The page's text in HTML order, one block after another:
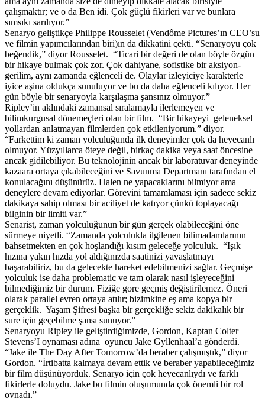
çalışmaktır; ve o da Ben idi. Çok güçlü fikirleri var ve bunlara
sımsıkı sarılıyor.”
Senaryo geliştikçe Philippe Rousselet (Vendôme Pictures’ın CEO’su
ve filmin yapımcılarından biri)ın da dikkatini çekti. “Senaryoyu çok
beğendik,” diyor Rousselet. “Ticari bir değeri de olan böyle özgün
bir hikaye bulmak çok zor. Çok dahiyane, sofistike bir aksiyon-
gerilim, aynı zamanda eğlenceli de. Olaylar izleyiciye karakterle
iyice aşina oldukça sunuluyor ve bu da daha eğlenceli kılıyor. Her
gün böyle bir senaryoyla karşılaşma şansınız olmuyor.”
Ripley’in aklındaki zamansal sıralamayla ilerlemeyen ve
bilimkurgusal dönemeçleri olan bir film. “Bir hikayeyi geleneksel
yollardan anlatmayan filmlerden çok etkileniyorum.” diyor.
“Farkettim ki zaman yolculuğunda ilk deneyimler çok da heyecanlı
olmuyor. Yüzyıllarca öteye değil, birkaç dakika veya saat öncesine
ancak gidilebiliyor. Bu teknolojinin ancak bir laboratuvar deneyinde
kazaara ortaya çıkabileceğini ve Savunma Departmanı tarafından el
konulacağını düşünürüz. Halen ne yapacaklarını bilmiyor ama
deneylere devam ediyorlar. Görevini tamamlaması için sadece sekiz
dakikaya sahip olması bir aciliyet de katıyor çünkü toplayacağı
bilginin bir limiti var.”
Senarist, zaman yolculuğunun bir gün gerçek olabileceğini öne
sürmeye niyetli. “Zamanda yolculukla ilgilenen bilimadamlarının
bahsetmekten en çok hoşlandığı kısım geleceğe yolculuk. “Işık
hızına yakın hızda yol aldığınızda saatinizi yavaşlatmayı
başarabiliriz, bu da gelecekte hareket edebilmenizi sağlar. Geçmişe
yolculuk ise daha problematic ve tam olarak nasıl işleyeceğini
bilmediğimiz bir durum. Fiziğe gore geçmiş değiştirilemez. Öneri
olarak parallel evren ortaya atılır; bizimkine eş ama kopya bir
gerçeklik. Yaşam Şifresi başka bir gerçekliğe sekiz dakikalık bir
sure için geçebilme şansı sunuyor.”
Senaryoyu Ripley ile geliştirdiğimizde, Gordon, Kaptan Colter
Stevens’I oynaması adına oyuncu Jake Gyllenhaal’a gönderdi.
“Jake ile The Day After Tomorrow’da beraber çalışmıştık,” diyor
Gordon. “İrtibatta kalmaya devam ettik ve beraber yapabileceğimiz
bir film düşünüyorduk. Senaryo için çok heyecanlıydı ve farklı
fikirlerle doluydu. Jake bu filmin oluşumunda çok önemli bir rol
oynadı.”